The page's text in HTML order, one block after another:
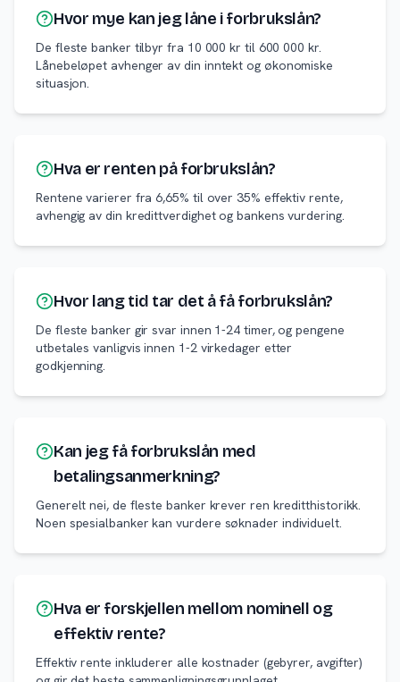
Hvor mye kan jeg låne i forbrukslån?
De fleste banker tilbyr fra 10 000 kr til 600 000 kr.
Lånebeløpet avhenger av din inntekt og økonomiske
situasjon.
Hva er renten på forbrukslån?
Rentene varierer fra 6,65% til over 35% effektiv rente,
avhengig av din kredittverdighet og bankens vurdering.
Hvor lang tid tar det å få forbrukslån?
De fleste banker gir svar innen 1-24 timer, og pengene
utbetales vanligvis innen 1-2 virkedager etter
godkjenning.
Kan jeg få forbrukslån med
betalingsanmerkning?
Generelt nei, de fleste banker krever ren kreditthistorikk.
Noen spesialbanker kan vurdere søknader individuelt.
Hva er forskjellen mellom nominell og
effektiv rente?
Effektiv rente inkluderer alle kostnader (gebyrer, avgifter)